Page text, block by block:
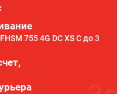
755 4G DC XS C до 3